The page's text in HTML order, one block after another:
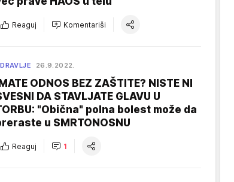
Reaguj Komentariši
26.9.2022.
ODNOS BEZ ZAŠTITE? NISTE NI
DA STAVLJATE GLAVU U
"Obična" polna bolest može da
u SMRTONOSNU
Reaguj 1